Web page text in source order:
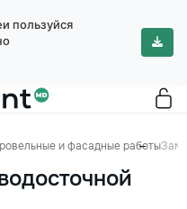
пользуйся
и фасадные работы